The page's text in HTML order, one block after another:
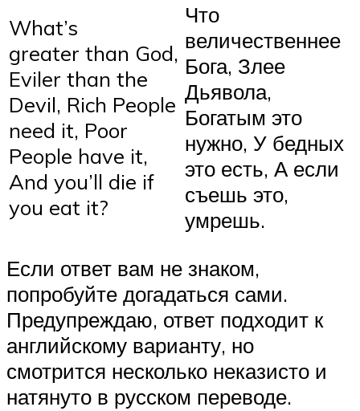
What’s
greater than God,
Eviler than the
Devil, Rich People
need it, Poor
People have it,
And you’ll die if
you eat it?
Что
величественнее
Бога, Злее
Дьявола,
Богатым это
нужно, У бедных
это есть, А если
съешь это,
умрешь.
Если ответ вам не знаком,
попробуйте догадаться сами.
Предупреждаю, ответ подходит к
английскому варианту, но
смотрится несколько неказисто и
натянуто в русском переводе.